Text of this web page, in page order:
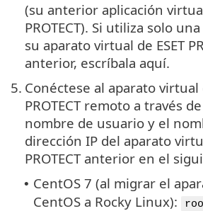
(su anterior aplicación
PROTECT). Si utiliza solo
su aparato virtual de ESET
anterior, escríbala aquí.
5. Conéctese al aparato virtual
PROTECT remoto a través
nombre de usuario y el
dirección IP del aparato
PROTECT anterior en el
• CentOS 7 (al migrar el
CentOS a Rocky Linux):